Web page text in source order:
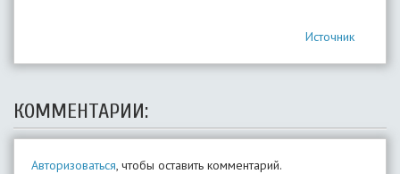
Источник
КОММЕНТАРИИ:
Авторизоваться, чтобы оставить комментарий.